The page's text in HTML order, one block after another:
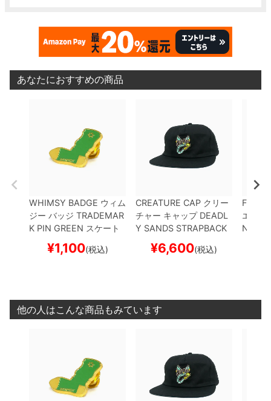
あなたにおすすめの商品
WHIMSY BADGE ウィム
ジー バッジ TRADEMAR
K PIN GREEN スケート
ボード スケボー
¥1,100(税込)
CREATURE CAP クリー
チャー キャップDEADL
Y SANDS STRAPBACK
BLACK スケートボード
スケボー
¥6,600(税込)
FESN
エヌ
他の人はこんな商品もみています